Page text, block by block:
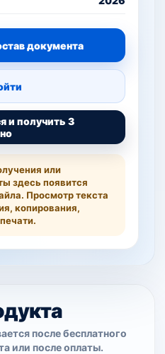
документа
и получить 3
или
здесь появится
Просмотр текста
копирования,
после бесплатного
или после оплаты.